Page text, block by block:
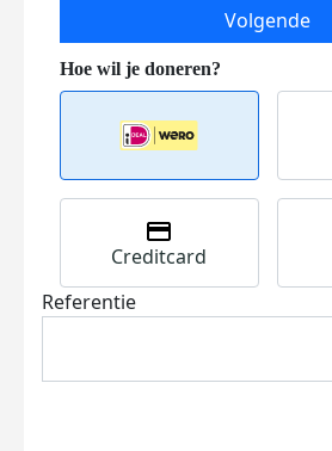
Volgende
Creditcard
Referentie